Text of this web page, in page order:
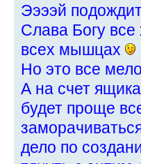
Ээээй
Слава Богу
всех мышцах
Но это все
А на счет
будет проще
дело по